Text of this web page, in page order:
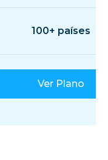
100+ países
Ver Plano